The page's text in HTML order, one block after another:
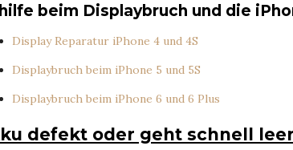
beim Displaybruch und die
Display Reparatur iPhone 4 und 4S
Displaybruch beim iPhone 5 und 5S
Displaybruch beim iPhone 6 und 6 Plus
defekt oder geht schnell leer